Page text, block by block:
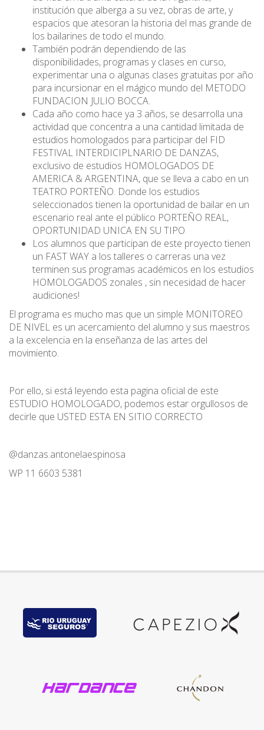
institución que alberga a su vez, obras de arte, y
espacios que atesoran la historia del mas grande de
los bailarines de todo el mundo.
También podrán dependiendo de las
disponibilidades, programas y clases en curso,
experimentar una o algunas clases gratuitas por año
para incursionar en el mágico mundo del METODO
FUNDACION JULIO BOCCA.
Cada año como hace ya 3 años, se desarrolla una
actividad que concentra a una cantidad limitada de
estudios homologados para participar del FID
FESTIVAL INTERDICIPLNARIO DE DANZAS,
exclusivo de estudios HOMOLOGADOS DE
AMERICA & ARGENTINA, que se lleva a cabo en un
TEATRO PORTEÑO. Donde los estudios
seleccionados tienen la oportunidad de bailar en un
escenario real ante el público PORTEÑO REAL,
OPORTUNIDAD UNICA EN SU TIPO
Los alumnos que participan de este proyecto tienen
un FAST WAY a los talleres o carreras una vez
terminen sus programas académicos en los estudios
HOMOLOGADOS zonales , sin necesidad de hacer
audiciones!
El programa es mucho mas que un simple MONITOREO
DE NIVEL es un acercamiento del alumno y sus maestros
a la excelencia en la enseñanza de las artes del
movimiento.
Por ello, si está leyendo esta pagina oficial de este
ESTUDIO HOMOLOGADO, podemos estar orgullosos de
decirle que USTED ESTA EN SITIO CORRECTO
@danzas.antonelaespinosa
WP 11 6603 5381